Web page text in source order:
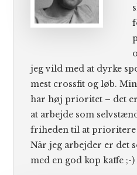
jeg vild med at dyrke
mest crossfit og løb.
har høj prioritet – det
at arbejde som
friheden til at
Når jeg arbejder er det
med en god kop kaffe ;-)